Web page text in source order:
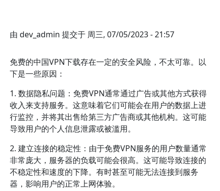
由 dev_admin 提交于 周三, 07/05/2023 - 21:57
免费的中国VPN下载存在一定的安全风险，不太可靠。以
下是一些原因：
1. 数据隐私问题：免费VPN通常通过广告或其他方式获得
收入来支持服务。这意味着它们可能会在用户的数据上进
行监控，并将其出售给第三方广告商或其他机构。这可能
导致用户的个人信息泄露或被滥用。
2. 建立连接的稳定性：由于免费VPN服务的用户数量通常
非常庞大，服务器的负载可能会很高。这可能导致连接的
不稳定性和速度的下降。有时甚至可能无法连接到服务
器，影响用户的正常上网体验。